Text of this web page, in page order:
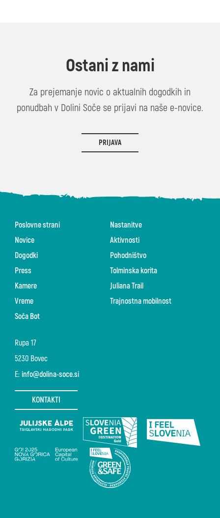
Ostani z nami
Za prejemanje novic o aktualnih dogodkih in
ponudbah v Dolini Soče se prijavi na naše e-novice.
PRIJAVA
Rupa 17
5230 Bovec
E: info@dolina-soce.si
KONTAKTI
Poslovne strani
Novice
Dogodki
Press
Kamere
Vreme
Soča Bot
Nastanitve
Aktivnosti
Pohodništvo
Tolminska korita
Juliana Trail
Trajnostna mobilnost